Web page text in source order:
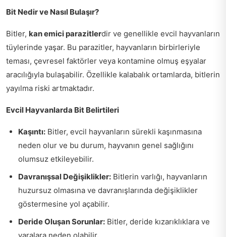
Bit Nedir ve Nasıl Bulaşır?
Bitler, kan emici parazitlerdir ve genellikle evcil hayvanların
tüylerinde yaşar. Bu parazitler, hayvanların birbirleriyle
teması, çevresel faktörler veya kontamine olmuş eşyalar
aracılığıyla bulaşabilir. Özellikle kalabalık ortamlarda, bitlerin
yayılma riski artmaktadır.
Evcil Hayvanlarda Bit Belirtileri
Kaşıntı: Bitler, evcil hayvanların sürekli kaşınmasına
neden olur ve bu durum, hayvanın genel sağlığını
olumsuz etkileyebilir.
Davranışsal Değişiklikler: Bitlerin varlığı, hayvanların
huzursuz olmasına ve davranışlarında değişiklikler
göstermesine yol açabilir.
Deride Oluşan Sorunlar: Bitler, deride kızarıklıklara ve